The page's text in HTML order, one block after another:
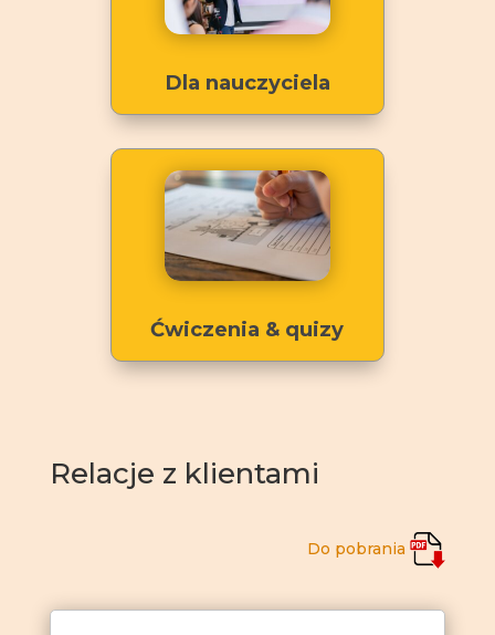
Dla nauczyciela
Ćwiczenia & quizy
Relacje z klientami
Do pobrania